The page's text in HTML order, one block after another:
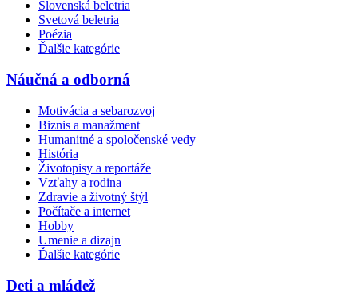
Slovenská beletria
Svetová beletria
Poézia
Ďalšie kategórie
Náučná a odborná
Motivácia a sebarozvoj
Biznis a manažment
Humanitné a spoločenské vedy
História
Životopisy a reportáže
Vzťahy a rodina
Zdravie a životný štýl
Počítače a internet
Hobby
Umenie a dizajn
Ďalšie kategórie
Deti a mládež